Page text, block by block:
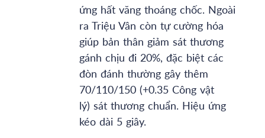
ứng hất văng thoáng chốc. Ngoài
ra Triệu Vân còn tự cường hóa
giúp bản thân giảm sát thương
gánh chịu đi 20%, đặc biệt các
đòn đánh thường gây thêm
70/110/150 (+0.35 Công vật
lý) sát thương chuẩn. Hiệu ứng
kéo dài 5 giây.